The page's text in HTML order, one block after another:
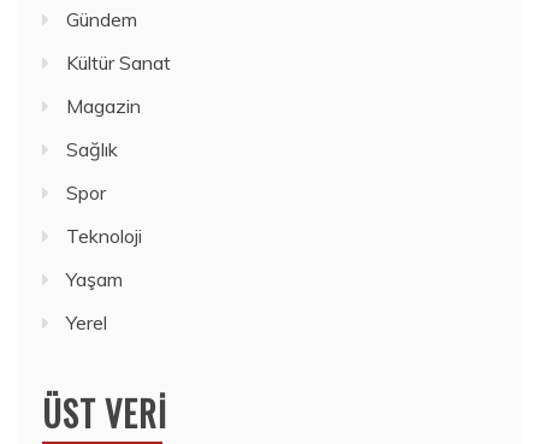
Gündem
Kültür Sanat
Magazin
Sağlık
Spor
Teknoloji
Yaşam
Yerel
ÜST VERI